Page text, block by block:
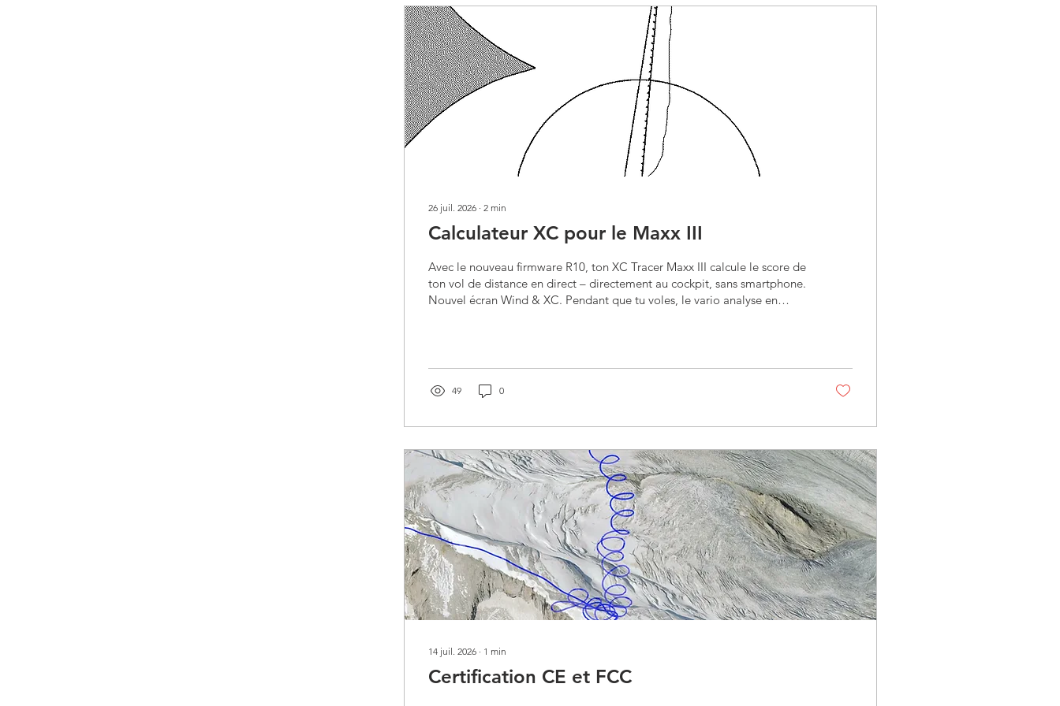
26 juil. 2026 ∙ 2 min
Calculateur XC pour le Maxx III
Avec le nouveau firmware R10, ton XC Tracer Maxx III calcule le score de
ton vol de distance en direct – directement au cockpit, sans smartphone.
Nouvel écran Wind & XC. Pendant que tu voles, le vario analyse en
carte d'ensemble, tu vois ton triangle directement sur ta trace, avec le...
49 0
14 juil. 2026 ∙ 1 min
Certification CE et FCC